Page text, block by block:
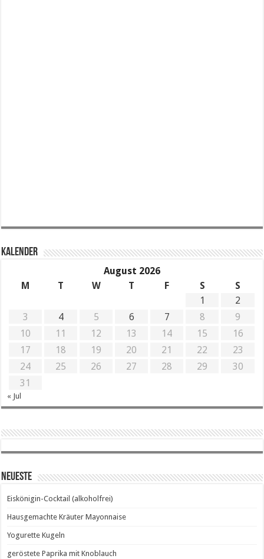
KALENDER
August 2026
M
T W T F S
S
1
2
3
4 5 6 7 8
9
10
11 12 13 14 15
16
17
18 19 20 21 22
23
24
25 26 27 28 29
30
31
« Jul
Neueste
Eiskönigin-Cocktail (alkoholfrei)
Hausgemachte Kräuter Mayonnaise
Yogurette Kugeln
geröstete Paprika mit Knoblauch